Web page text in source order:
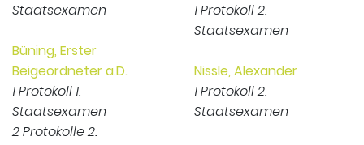
Staatsexamen
Büning, Erster
Beigeordneter a.D.
1 Protokoll 1.
Staatsexamen
2 Protokolle 2.
1 Protokoll 2.
Staatsexamen
Nissle, Alexander
1 Protokoll 2.
Staatsexamen